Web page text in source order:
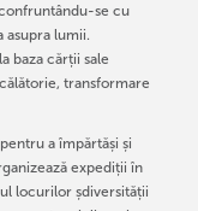
se cu
asupra lumii.
baza cărții sale
transformare
a împărtăși și
expediții în
locurilor șdiversității